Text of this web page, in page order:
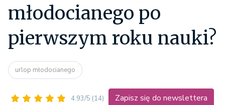
młodocianego po
pierwszym roku nauki?
urlop młodocianego
4.93/5 (14) Zapisz się do newslettera